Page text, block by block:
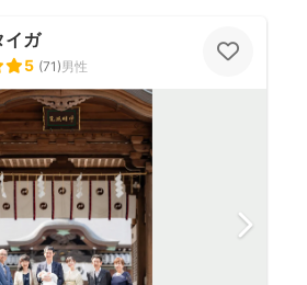
イガ
5 (71)男性